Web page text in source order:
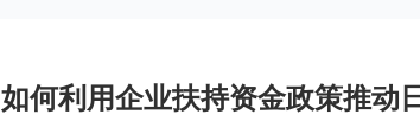
如何利用企业扶持资金政策推动